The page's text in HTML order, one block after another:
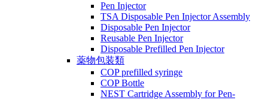
Pen Injector
TSA Disposable Pen Injector Assembly
Disposable Pen Injector
Reusable Pen Injector
Disposable Prefilled Pen Injector
薬物包装類
COP prefilled syringe
COP Bottle
NEST Cartridge Assembly for Pen-